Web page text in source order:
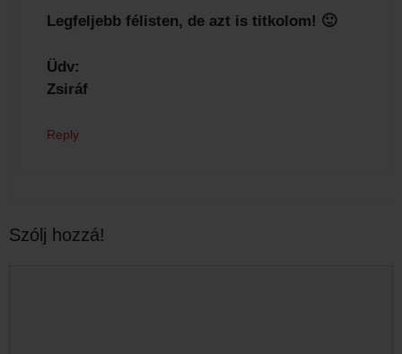
Legfeljebb félisten, de azt is titkolom! 🙂
Üdv:
Zsiráf
Reply
Szólj hozzá!